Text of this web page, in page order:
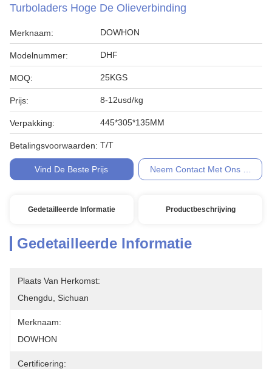
Turboladers Hoge De Olieverbinding
Merknaam: DOWHON
Modelnummer: DHF
MOQ: 25KGS
Prijs: 8-12usd/kg
Verpakking: 445*305*135MM
Betalingsvoorwaarden: T/T
Vind De Beste Prijs Neem Contact Met Ons Op
Gedetailleerde Informatie Productbeschrijving
Gedetailleerde Informatie
Plaats Van Herkomst:
Chengdu, Sichuan
Merknaam:
DOWHON
Certificering: